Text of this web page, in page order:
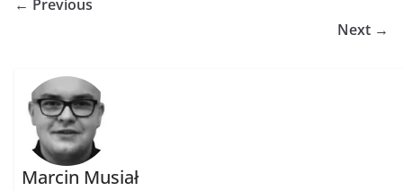
← Previous
Next →
Marcin Musiał